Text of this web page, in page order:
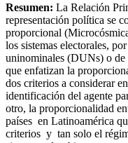
Resumen: La Relación
representación política se
proporcional
los sistemas electorales,
uninominales (DUNs) o
que enfatizan la
dos criterios a considerar
identificación del agente
otro, la proporcionalidad
países en Latinoamérica
criterios y tan solo el